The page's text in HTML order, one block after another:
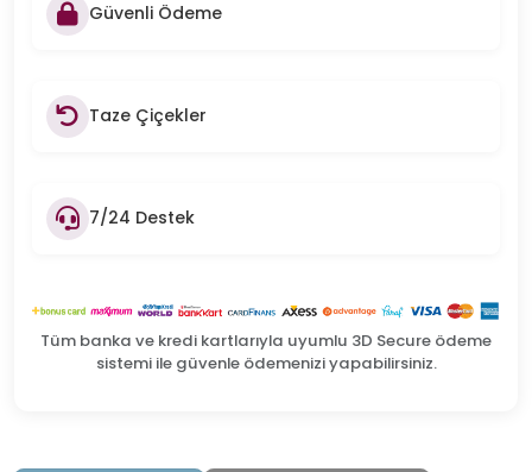
Güvenli Ödeme
Taze Çiçekler
7/24 Destek
Tüm banka ve kredi kartlarıyla uyumlu 3D Secure ödeme
sistemi ile güvenle ödemenizi yapabilirsiniz.